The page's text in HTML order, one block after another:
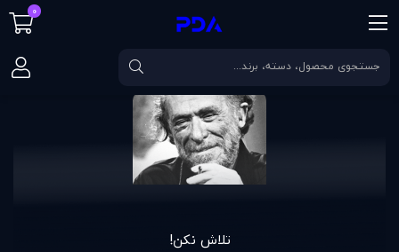
صفحه اصلی مقالات تلاش نکن!
تلاش نکن!
0